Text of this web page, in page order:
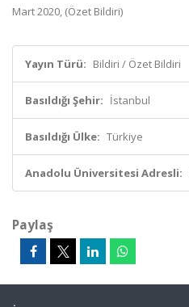
Mart 2020, (Özet Bildiri)
Yayın Türü: Bildiri / Özet Bildiri
Basıldığı Şehir: İstanbul
Basıldığı Ülke: Türkiye
Anadolu Üniversitesi Adresli:
Paylaş